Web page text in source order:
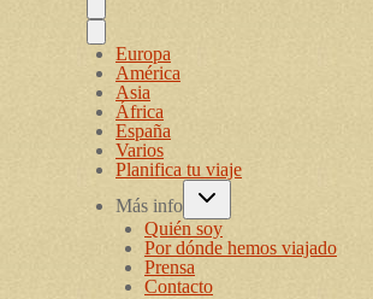
Europa
América
Asia
África
España
Varios
Planifica tu viaje
Más info
Quién soy
Por dónde hemos viajado
Prensa
Contacto